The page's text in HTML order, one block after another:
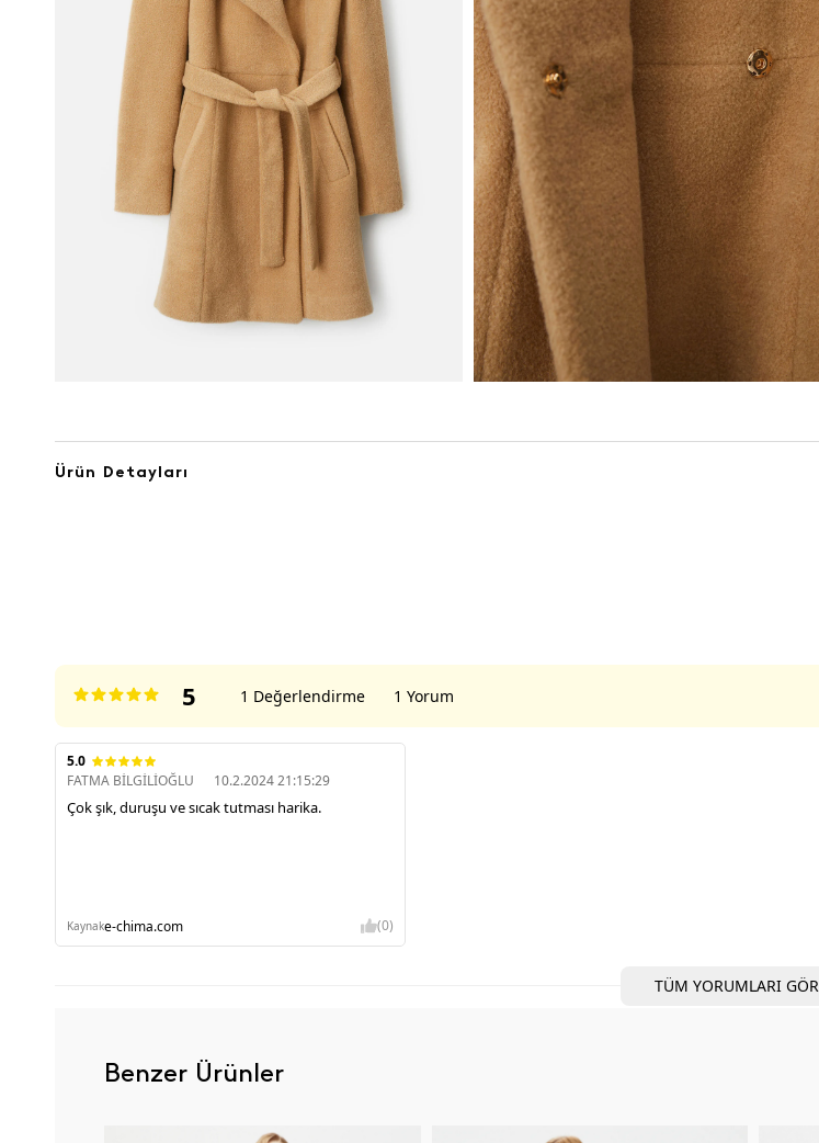
Ürün Detayları
5 1 Değerlendirme 1 Yorum
5.0
FATMA BİLGİLİOĞLU
10.2.2024 21:15:29
Çok şık, duruşu ve sıcak tutması harika.
Kaynake-chima.com (0)
TÜM YORUMLARI GÖR
Benzer Ürünler